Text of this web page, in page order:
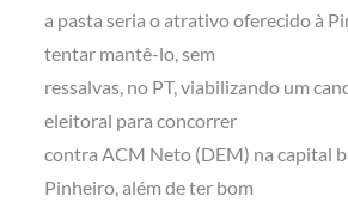
a pasta seria o atrativo oferecido à
tentar mantê-lo, sem
ressalvas, no PT, viabilizando um
eleitoral para concorrer
contra ACM Neto (DEM) na capital
Pinheiro, além de ter bom